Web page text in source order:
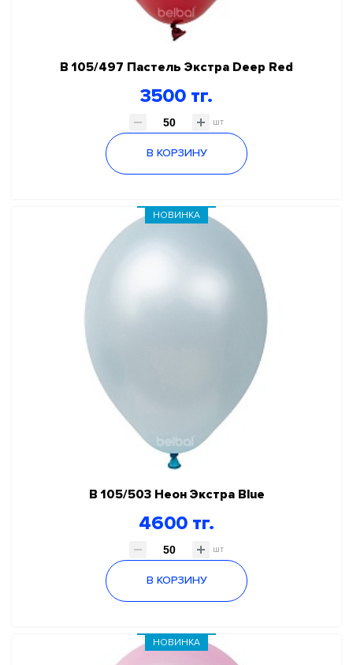
В 105/497 Пастель Экстра Deep Red
3500 тг.
шт
В КОРЗИНУ
В 105/503 Неон Экстра Blue
4600 тг.
шт
В КОРЗИНУ
НОВИНКА
НОВИНКА